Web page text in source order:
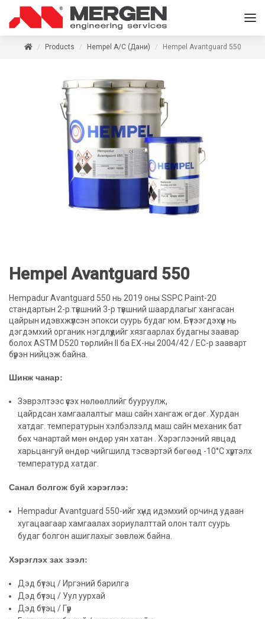
Products Hempel A/C (Дани) Hempel Avantguard 550
Hempel Avantguard 550
Hempadur Avantguard 550 нь 2019 оны SSPC Paint-20
стандартын 2-р түвшний 3-р түвшний шаардлагыг хангасан
цайрын идэвхжүүлсэн эпокси суурь будаг юм. Бүтээгдэхүүн нь
дэгдэмхий органик нэгдлүүдийг хязгаарлах будагны заавар
болох ASTM D520 төрлийн II ба ЕХ-ны 2004/42 / EC-р зааварт
бүрэн нийцэж байна.
Шинж чанар:
Зэврэлтээс үүсэх нөлөөллийг бууруулж,
цайрдсан хамгаалалтыг маш сайн хангаж өгдөг. Хурдан
хатдаг. температурын хэлбэлзэлд маш сайн механик бат
бөх чанартай мөн өндөр уян хатан . Хэрэглээний явцад
харьцангуй өндөр чийгшилд тэсвэртэй бөгөөд -10°C хүртэлх
температурд хатдаг.
Санал болгож буй хэрэглээ:
Hempadur Avantguard 550-ийг хүнд идэмхий орчинд удаан
хугацаагаар хамгаалах зориулалттай олон талт суурь
будаг болгон ашиглахыг зөвлөж байна.
Хэрэглэх зах зээл:
Дэд бүтэц / Иргэний барилга
Дэд бүтэц / Уул уурхай
Дэд бүтэц / Гүүр